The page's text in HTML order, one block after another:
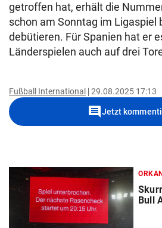
getroffen hat, erhält die
schon am Sonntag im Ligaspiel
debütieren. Für Spanien hat er
Länderspielen auch auf drei
Fußball International 29.08.2025 17:13
commentJetzt
Bull